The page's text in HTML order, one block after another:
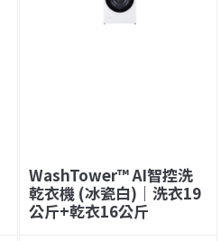
WashTower™ AI智控洗
乾衣機 (冰瓷白)｜洗衣19
公斤+乾衣16公斤